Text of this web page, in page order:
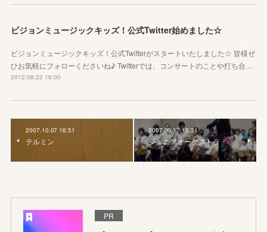
ビジョンミュージックキッズ！公式Twitter始めました☆
ビジョンミュージックキッズ！公式Twitterがスタートいたしました☆ 皆様ぜ
ひお気軽にフォローくださいね♪ Twitterでは、コンサートのことや打ち合…
2012.08.22 16:00
2007.10.07 16:51
テルミン
2007.09.17 15:31
ジュニアオーケストラ
PR